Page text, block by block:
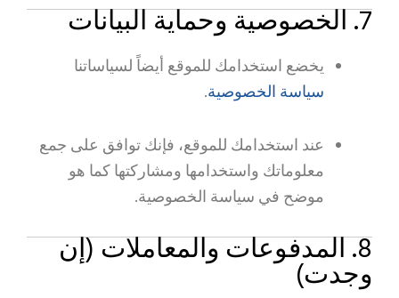
7. الخصوصية وحماية البيانات
يخضع استخدامك للموقع أيضاً لسياساتنا
سياسة الخصوصية.
عند استخدامك للموقع، فإنك توافق على جمع
معلوماتك واستخدامها ومشاركتها كما هو
موضح في سياسة الخصوصية.
8. المدفوعات والمعاملات (إن
وجدت)